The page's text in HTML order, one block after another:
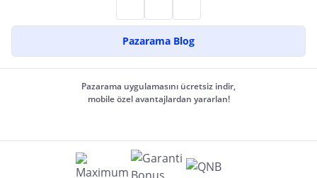
Pazarama Blog
Pazarama uygulamasını ücretsiz indir,
mobile özel avantajlardan yararlan!